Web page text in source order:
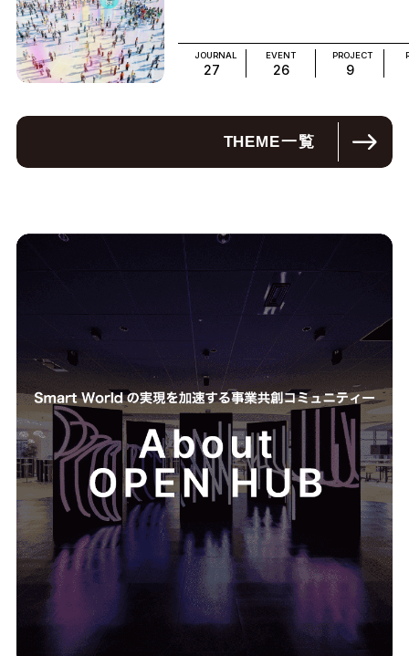
JOURNAL
27
EVENT
26
PROJECT
9
THEME一覧